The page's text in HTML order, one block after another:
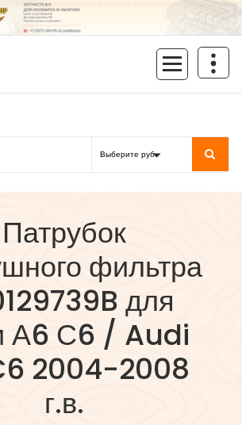
Патрубок
фильтра
для
А6 С6 / Audi
2004-2008
г.в.